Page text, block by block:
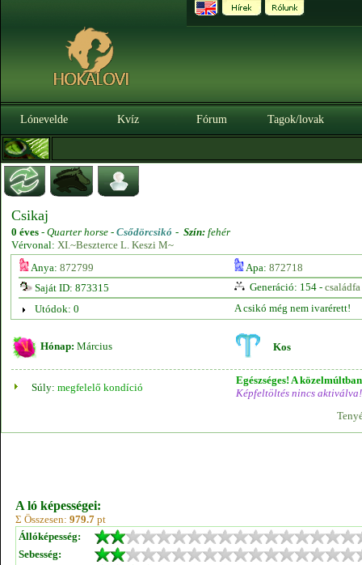
Lónevelde Kvíz Fórum Tagok/lovak
Csikaj
0 éves - Quarter horse - Csődörcsikó - Szín: fehér
Vérvonal: XI.~Beszterce L. Keszi M~
Anya: 872799 Apa: 872718
Saját ID: 873315
Generáció: 154 - családfa
Utódok: 0
A csikó még nem ivarérett!
Hónap: Március Kos
Súly: megfelelő kondíció
Egészséges! A
Képfeltöltés nincs aktiválva!
A ló képességei:
Σ Összesen: 979.7 pt
Állóképesség:
Sebesség: